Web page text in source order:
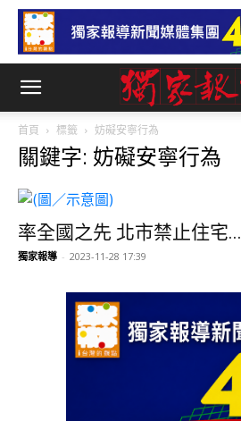
首頁 標籤 妨礙安寧行為
關鍵字: 妨礙安寧行為
率全國之先 北市禁止住宅...
獨家報導 - 2023-11-28 17:39